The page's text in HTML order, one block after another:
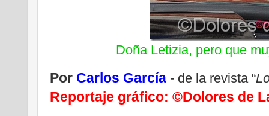
Doña Letizia, pero que
Por Carlos García - de la revista “
Reportaje gráfico: ©Dolores de